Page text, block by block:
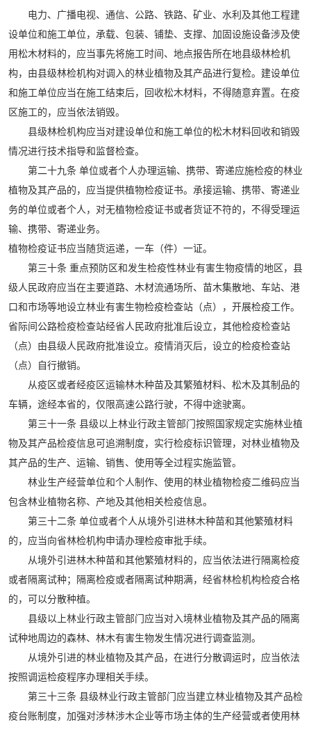
电力、广播电视、通信、公路、铁路、矿业、水利及其他工程建
设单位和施工单位，承载、包装、铺垫、支撑、加固设施设备涉及使
用松木材料的，应当事先将施工时间、地点报告所在地县级林检机
构，由县级林检机构对调入的林业植物及其产品进行复检。建设单位
和施工单位应当在施工结束后，回收松木材料，不得随意弃置。在疫
区施工的，应当依法销毁。
县级林检机构应当对建设单位和施工单位的松木材料回收和销毁
情况进行技术指导和监督检查。
第二十九条 单位或者个人办理运输、携带、寄递应施检疫的林业
植物及其产品的，应当提供植物检疫证书。承接运输、携带、寄递业
务的单位或者个人，对无植物检疫证书或者货证不符的，不得受理运
输、携带、寄递业务。
植物检疫证书应当随货运递，一车（件）一证。
第三十条 重点预防区和发生检疫性林业有害生物疫情的地区，县
级人民政府应当在主要道路、木材流通场所、苗木集散地、车站、港
口和市场等地设立林业有害生物检疫检查站（点），开展检疫工作。
省际间公路检疫检查站经省人民政府批准后设立，其他检疫检查站
（点）由县级人民政府批准设立。疫情消灭后，设立的检疫检查站
（点）自行撤销。
从疫区或者经疫区运输林木种苗及其繁殖材料、松木及其制品的
车辆，途经本省的，仅限高速公路行驶，不得中途驶离。
第三十一条 县级以上林业行政主管部门按照国家规定实施林业植
物及其产品检疫信息可追溯制度，实行检疫标识管理，对林业植物及
其产品的生产、运输、销售、使用等全过程实施监管。
林业生产经营单位和个人制作、使用的林业植物检疫二维码应当
包含林业植物名称、产地及其他相关检疫信息。
第三十二条 单位或者个人从境外引进林木种苗和其他繁殖材料
的，应当向省林检机构申请办理检疫审批手续。
从境外引进林木种苗和其他繁殖材料的，应当依法进行隔离检疫
或者隔离试种；隔离检疫或者隔离试种期满，经省林检机构检疫合格
的，可以分散种植。
县级以上林业行政主管部门应当对入境林业植物及其产品的隔离
试种地周边的森林、林木有害生物发生情况进行调查监测。
从境外引进的林业植物及其产品，在进行分散调运时，应当依法
按照调运检疫程序办理相关手续。
第三十三条 县级林业行政主管部门应当建立林业植物及其产品检
疫台账制度，加强对涉林涉木企业等市场主体的生产经营或者使用林